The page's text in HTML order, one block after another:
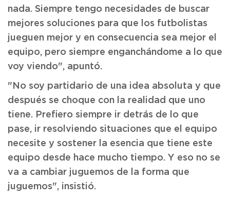
nada. Siempre tengo necesidades de buscar
mejores soluciones para que los futbolistas
jueguen mejor y en consecuencia sea mejor el
equipo, pero siempre enganchándome a lo que
voy viendo", apuntó.
"No soy partidario de una idea absoluta y que
después se choque con la realidad que uno
tiene. Prefiero siempre ir detrás de lo que
pase, ir resolviendo situaciones que el equipo
necesite y sostener la esencia que tiene este
equipo desde hace mucho tiempo. Y eso no se
va a cambiar juguemos de la forma que
juguemos", insistió.